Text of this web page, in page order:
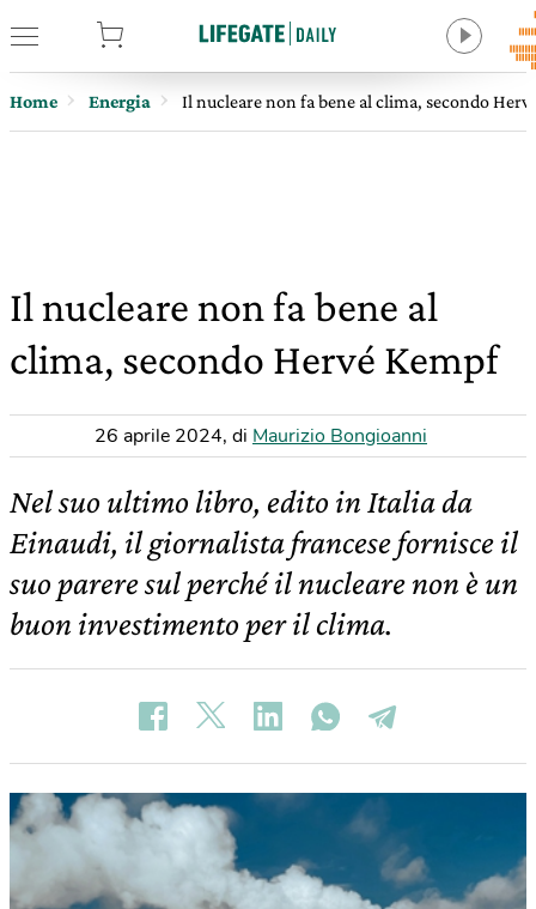
Home Energia Il nucleare non fa bene al clima, secondo
Il nucleare non fa bene al
clima, secondo Hervé Kempf
26 aprile 2024, di Maurizio Bongioanni
Nel suo ultimo libro, edito in Italia da
Einaudi, il giornalista francese fornisce il
suo parere sul perché il nucleare non è un
buon investimento per il clima.